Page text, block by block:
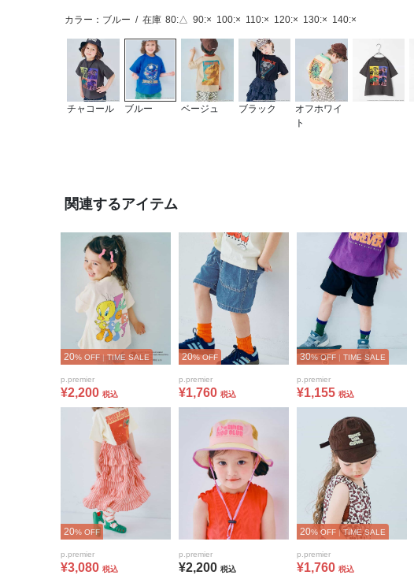
カラー：ブルー / 在庫 80:△ 90:× 100:× 110:× 120:× 130:× 140:×
チャコール ブルー ベージュ ブラック
オフホワイ
ト
関連するアイテム
20% OFF | TIME SALE
p.premier
¥2,200 税込
20% OFF
p.premier
¥1,760 税込
30% OFF | TIME SALE
p.premier
¥1,155 税込
20% OFF
p.premier
¥3,080 税込
p.premier
¥2,200 税込
20% OFF | TIME SALE
p.premier
¥1,760 税込